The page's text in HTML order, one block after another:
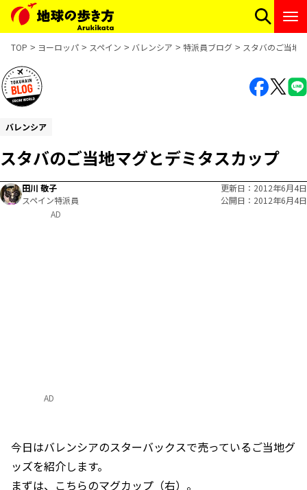
TOP ヨーロッパ スペイン バレンシア 特派員ブログ スタバのご当地
バレンシア
スタバのご当地マグとデミタスカップ
田川 敬子
スペイン特派員
更新日
2012年6月4日
公開日
2012年6月4日
AD
今日はバレンシアのスターバックスで売っているご当地グ
ッズを紹介します。
まずは、こちらのマグカップ（右）。
AD